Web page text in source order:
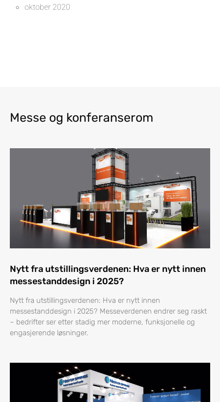
oktober 2020
Messe og konferanserom
Nytt fra utstillingsverdenen: Hva er nytt innen
messestanddesign i 2025?
Nytt fra utstillingsverdenen: Hva er nytt innen
messestanddesign i 2025? Messeverdenen endrer seg raskt
– bedrifter ser etter stadig mer moderne, funksjonelle og
engasjerende løsninger.